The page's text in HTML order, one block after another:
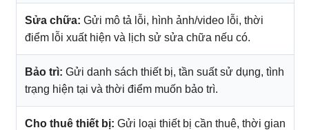
Sửa chữa: Gửi mô tả lỗi, hình ảnh/video lỗi, thời
điểm lỗi xuất hiện và lịch sử sửa chữa nếu có.
Bảo trì: Gửi danh sách thiết bị, tần suất sử dụng, tình
trạng hiện tại và thời điểm muốn bảo trì.
Cho thuê thiết bị: Gửi loại thiết bị cần thuê, thời gian